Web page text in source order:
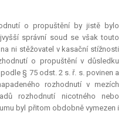
o propuštění by jistě bylo
správní soud se však touto
ni stěžovatel v kasační stížnosti
o propuštění v důsledku
§ 75 odst. 2 s. ř. s. povinen a
rozhodnutí v mezích
rozhodnutí nicotného nebo
byl přitom obdobně vymezen i